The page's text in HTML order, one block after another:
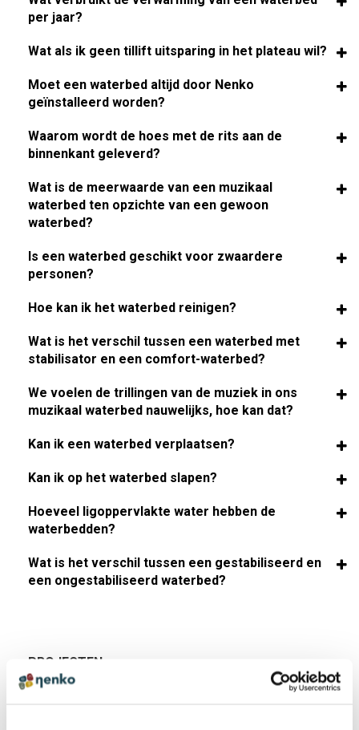
per jaar?
Wat als ik geen tillift uitsparing in het plateau wil?
Moet een waterbed altijd door Nenko
geïnstalleerd worden?
Waarom wordt de hoes met de rits aan de
binnenkant geleverd?
Wat is de meerwaarde van een muzikaal
waterbed ten opzichte van een gewoon
waterbed?
Is een waterbed geschikt voor zwaardere
personen?
Hoe kan ik het waterbed reinigen?
Wat is het verschil tussen een waterbed met
stabilisator en een comfort-waterbed?
We voelen de trillingen van de muziek in ons
muzikaal waterbed nauwelijks, hoe kan dat?
Kan ik een waterbed verplaatsen?
Kan ik op het waterbed slapen?
Hoeveel ligoppervlakte water hebben de
waterbedden?
Wat is het verschil tussen een gestabiliseerd en
een ongestabiliseerd waterbed?
PROJECTEN
Bekijk de projecten waarin dit product is gebruikt